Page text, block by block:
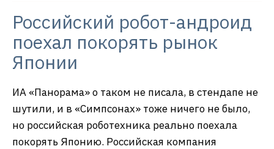
Российский робот-андроид
поехал покорять рынок
Японии
ИА «Панорама» о таком не писала, в стендапе не
шутили, и в «Симпсонах» тоже ничего не было,
но российская роботехника реально поехала
покорять Японию. Российская компания